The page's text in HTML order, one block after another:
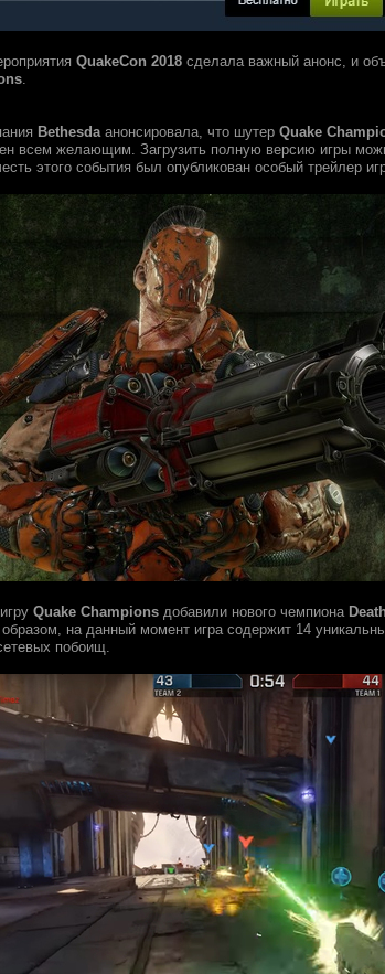
QuakeCon 2018 сделала важный анонс, и
.
Bethesdaанонсировала, что шутер Quake
всем желающим. Загрузить полную версию игры
этого события был опубликован особый трейлер
Quake Champions добавили нового чемпиона
на данный момент игра содержит 14
побоищ.